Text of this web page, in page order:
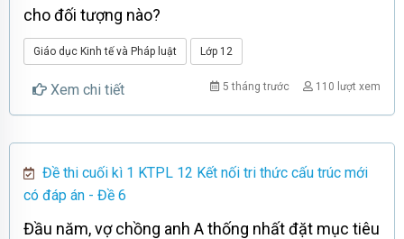
cho đối tượng nào?
Giáo dục Kinh tế và Pháp luật Lớp 12
Xem chi tiết 110 lượt xem
5 tháng trước
Đề thi cuối kì 1 KTPL 12 Kết nối tri thức cấu trúc mới
có đáp án - Đề 6
Đầu năm, vợ chồng anh A thống nhất đặt mục tiêu